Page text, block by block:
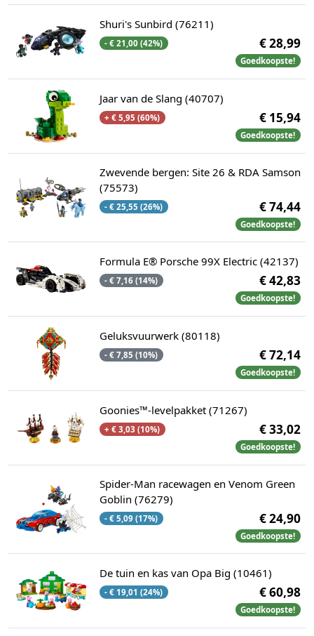
Shuri's Sunbird (76211)
- € 21,00 (42%) € 28,99
Goedkoopste!
Jaar van de Slang (40707)
+ € 5,95 (60%) € 15,94
Goedkoopste!
Zwevende bergen: Site 26 & RDA Samson
(75573)
- € 25,55 (26%) € 74,44
Goedkoopste!
Formula E® Porsche 99X Electric (42137)
- € 7,16 (14%) € 42,83
Goedkoopste!
Geluksvuurwerk (80118)
- € 7,85 (10%) € 72,14
Goedkoopste!
Goonies™-levelpakket (71267)
+ € 3,03 (10%) € 33,02
Goedkoopste!
Spider-Man racewagen en Venom Green
Goblin (76279)
- € 5,09 (17%) € 24,90
Goedkoopste!
De tuin en kas van Opa Big (10461)
- € 19,01 (24%) € 60,98
Goedkoopste!